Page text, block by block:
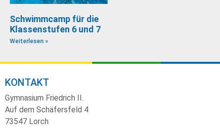
Schwimmcamp für die
Klassenstufen 6 und 7
Weiterlesen »
KONTAKT
Gymnasium Friedrich II.
Auf dem Schäfersfeld 4
73547 Lorch